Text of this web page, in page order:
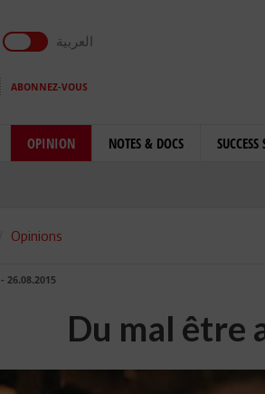
العربية
ABONNEZ-VOUS
OPINION NOTES & DOCS SUCCESS
Opinions
- 26.08.2015
Du mal être